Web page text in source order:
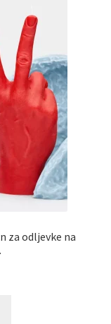
za odljevke na